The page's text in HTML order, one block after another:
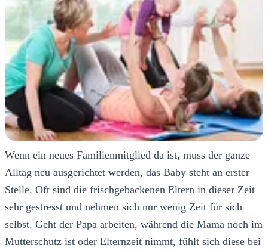
Wenn ein neues Familienmitglied da ist, muss der ganze
Alltag neu ausgerichtet werden, das Baby steht an erster
Stelle. Oft sind die frischgebackenen Eltern in dieser Zeit
sehr gestresst und nehmen sich nur wenig Zeit für sich
selbst. Geht der Papa arbeiten, während die Mama noch im
Mutterschutz ist oder Elternzeit nimmt, fühlt sich diese bei